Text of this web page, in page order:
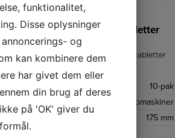
Siemens Rengøringstabletter
TZ80001B
Siemens EQ Series rengøringstabletter
til indvendig rengøring af din
espressomaskine.
Antal
10-pak
Tilbehør til
Fuldauto. espressomaskiner
175 mm
funktionalitet,
Disse oplysninger
og
kan kombinere dem
har givet dem eller
din brug af deres
på 'OK' giver du